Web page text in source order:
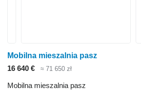
Mobilna mieszalnia pasz
16 640 €
≈ 71 650 zł
Mobilna mieszalnia pasz